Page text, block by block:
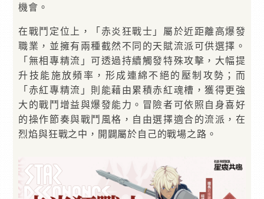
機會。
在戰鬥定位上，「赤炎狂戰士」屬於近距離高爆發
職業，並擁有兩種截然不同的天賦流派可供選擇。
「無相專精流」可透過持續觸發特殊攻擊，大幅提
升技能施放頻率，形成連綿不絕的壓制攻勢；而
「赤紅專精流」則能藉由累積赤紅魂槽，獲得更強
大的戰鬥增益與爆發能力。冒險者可依照自身喜好
的操作節奏與戰鬥風格，自由選擇適合的流派，在
烈焰與狂戰之中，開闢屬於自己的戰場之路。